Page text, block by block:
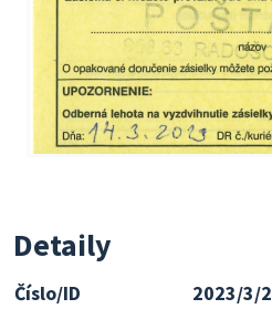
Detaily
Číslo/ID
2023/3/2